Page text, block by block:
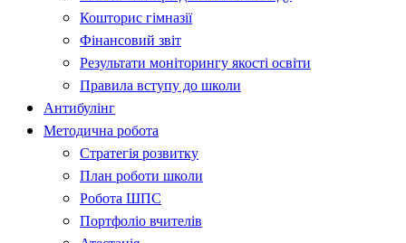
Кошторис гімназії
Фінансовий звіт
Результати моніторингу якості освіти
Правила вступу до школи
Антибулінг
Методична робота
Стратегія розвитку
План роботи школи
Робота ШПС
Портфоліо вчителів